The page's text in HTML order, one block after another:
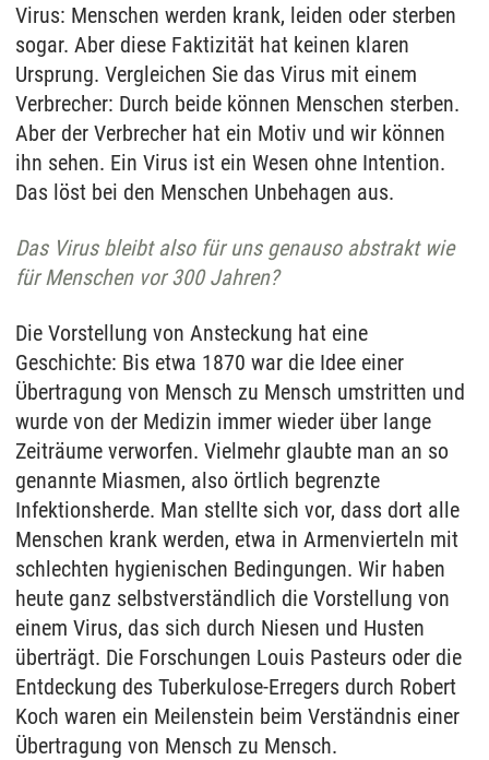
Virus: Menschen werden krank, leiden oder sterben
sogar. Aber diese Faktizität hat keinen klaren
Ursprung. Vergleichen Sie das Virus mit einem
Verbrecher: Durch beide können Menschen sterben.
Aber der Verbrecher hat ein Motiv und wir können
ihn sehen. Ein Virus ist ein Wesen ohne Intention.
Das löst bei den Menschen Unbehagen aus.
Das Virus bleibt also für uns genauso abstrakt wie
für Menschen vor 300 Jahren?
Die Vorstellung von Ansteckung hat eine
Geschichte: Bis etwa 1870 war die Idee einer
Übertragung von Mensch zu Mensch umstritten und
wurde von der Medizin immer wieder über lange
Zeiträume verworfen. Vielmehr glaubte man an so
genannte Miasmen, also örtlich begrenzte
Infektionsherde. Man stellte sich vor, dass dort alle
Menschen krank werden, etwa in Armenvierteln mit
schlechten hygienischen Bedingungen. Wir haben
heute ganz selbstverständlich die Vorstellung von
einem Virus, das sich durch Niesen und Husten
überträgt. Die Forschungen Louis Pasteurs oder die
Entdeckung des Tuberkulose-Erregers durch Robert
Koch waren ein Meilenstein beim Verständnis einer
Übertragung von Mensch zu Mensch.